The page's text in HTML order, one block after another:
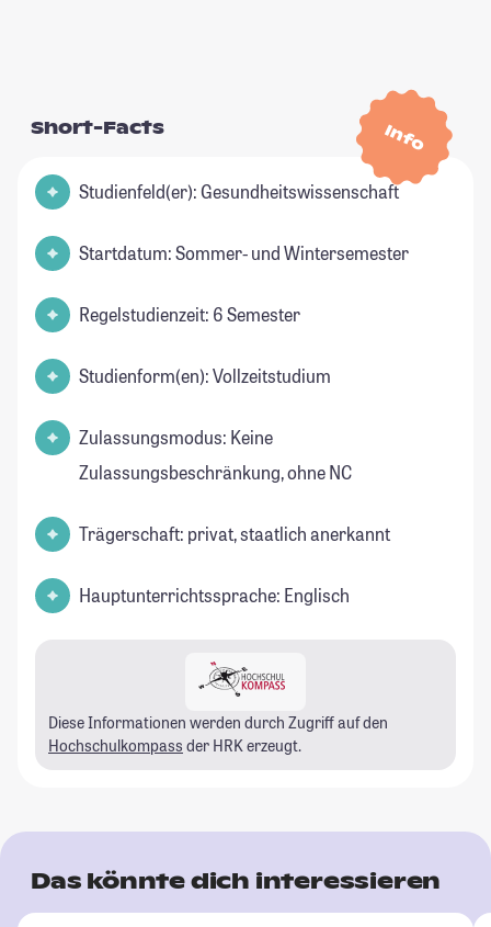
Info
Short-Facts
Studienfeld(er): Gesundheitswissenschaft
Startdatum: Sommer- und Wintersemester
Regelstudienzeit: 6 Semester
Studienform(en): Vollzeitstudium
Zulassungsmodus: Keine
Zulassungsbeschränkung, ohne NC
Trägerschaft: privat, staatlich anerkannt
Hauptunterrichtssprache: Englisch
Diese Informationen werden durch Zugriff auf den
Hochschulkompass der HRK erzeugt.
Das könnte dich interessieren